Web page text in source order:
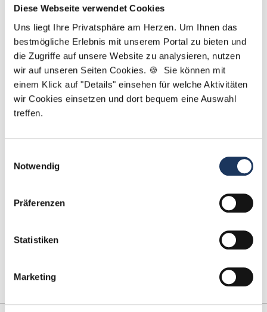
Diese Webseite verwendet Cookies
Uns liegt Ihre Privatsphäre am Herzen. Um Ihnen das
bestmögliche Erlebnis mit unserem Portal zu bieten und
die Zugriffe auf unsere Website zu analysieren, nutzen
wir auf unseren Seiten Cookies. 🍪 Sie können mit
einem Klick auf "Details" einsehen für welche Aktivitäten
wir Cookies einsetzen und dort bequem eine Auswahl
treffen.
Notwendig
Präferenzen
Statistiken
Marketing
finden. Bei Fragen rund um Ihre Bewerbung oder
unsere Stellenangebote: Melden Sie sich einfach!
Jetzt zur kostenlosen Stellenanfrage
Kontakt
Tel.: +49 (0) 521 / 911 730 42